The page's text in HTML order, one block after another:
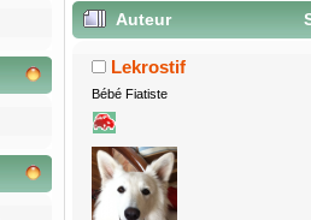
Auteur
Lekrostif
Bébé Fiatiste